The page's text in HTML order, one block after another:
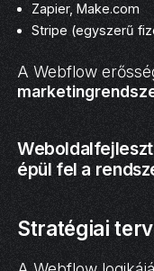
Zapier, Make.com
Stripe (egyszerű
A Webflow
épül fel a
Stratégiai